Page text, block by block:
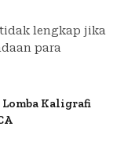
lengkap jika
para
Kaligrafi